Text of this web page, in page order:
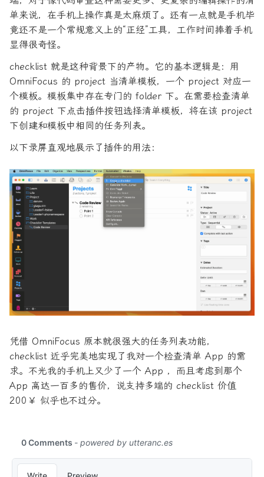
单来说，在手机上操作真是太麻烦了。还有一点就是手机毕
竟还不是一个常规意义上的“正经”工具，工作时间捧着手机
显得很奇怪。
checklist 就是这种背景下的产物。它的基本逻辑是：用
OmniFocus 的 project 当清单模板，一个 project 对应一
个模板。模板集中存在专门的 folder 下。在需要检查清单
的 project 下点击插件按钮选择清单模板，将在该 project
下创建和模板中相同的任务列表。
以下录屏直观地展示了插件的用法：
凭借 OmniFocus 原本就很强大的任务列表功能，
checklist 近乎完美地实现了我对一个检查清单 App 的需
求。不光我的手机上又少了一个 App ，而且考虑到那个
App 高达一百多的售价，说支持多端的 checklist 价值
200￥ 似乎也不过分。